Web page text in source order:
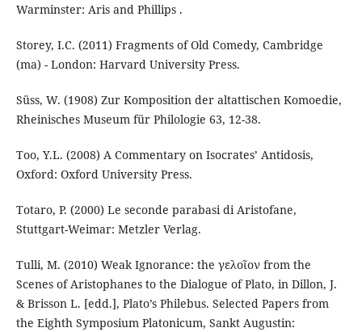
Warminster: Aris and Phillips .
Storey, I.C. (2011) Fragments of Old Comedy, Cambridge
(ma) - London: Harvard University Press.
Süss, W. (1908) Zur Komposition der altattischen Komoedie,
Rheinisches Museum für Philologie 63, 12-38.
Too, Y.L. (2008) A Commentary on Isocrates’ Antidosis,
Oxford: Oxford University Press.
Totaro, P. (2000) Le seconde parabasi di Aristofane,
Stuttgart-Weimar: Metzler Verlag.
Tulli, M. (2010) Weak Ignorance: the γελοῖον from the
Scenes of Aristophanes to the Dialogue of Plato, in Dillon, J.
& Brisson L. [edd.], Plato’s Philebus. Selected Papers from
the Eighth Symposium Platonicum, Sankt Augustin: